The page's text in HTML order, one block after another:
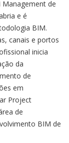
de
e é
BIM.
canais e portos
inicia
da
de
em
Project
de
BIM de